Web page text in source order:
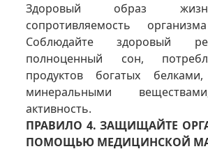
Здоровый образ
сопротивляемость
Соблюдайте здоровый
полноценный сон,
продуктов богатых
минеральными
активность.
ПРАВИЛО 4. ЗАЩИЩАЙТЕ
ПОМОЩЬЮ МЕДИЦИНСКОЙ